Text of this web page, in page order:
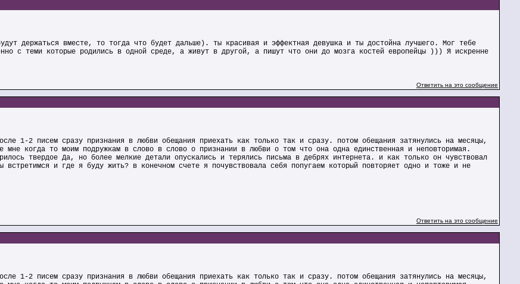
держаться вместе, то тогда что будет дальше). ты красивая и эффектная девушка и ты достойна лучшего. Мог тебе
с теми которые родились в одной среде, а живут в другой, а пишут что они до мозга костей европейцы ))) Я искренне
Ответить на это сообщение
1-2 писем сразу признания в любви обещания приехать как только так и сразу. потом обещания затянулись на месяцы,
мне когда то моим подружкам в слово в слово о признании в любви о том что она одна единственная и неповторимая.
твердое Да, но более мелкие детали опускались и терялись письма в дебрях интернета. и как только он чувствовал
и где я буду жить? в конечном счете я почувствовала себя попугаем который повторяет одно и тоже и не
Ответить на это сообщение
1-2 писем сразу признания в любви обещания приехать как только так и сразу. потом обещания затянулись на месяцы,